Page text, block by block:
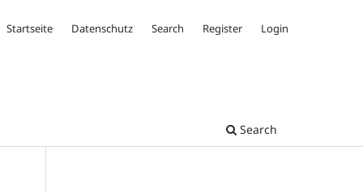
Search
Startseite Datenschutz Search Register Login